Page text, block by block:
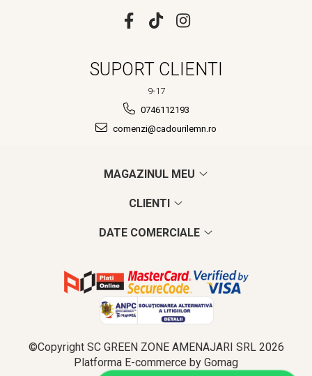
SUPORT CLIENTI
9-17
0746112193
comenzi@cadourilemn.ro
MAGAZINUL MEU
CLIENTI
DATE COMERCIALE
©Copyright SC GREEN ZONE AMENAJARI SRL 2026
Platforma E-commerce by Gomag